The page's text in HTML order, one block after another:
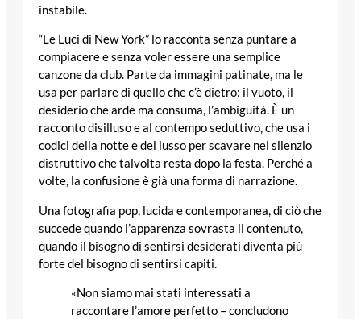
instabile.
“Le Luci di New York” lo racconta senza puntare a
compiacere e senza voler essere una semplice
canzone da club. Parte da immagini patinate, ma le
usa per parlare di quello che c’è dietro: il vuoto, il
desiderio che arde ma consuma, l’ambiguità. È un
racconto disilluso e al contempo seduttivo, che usa i
codici della notte e del lusso per scavare nel silenzio
distruttivo che talvolta resta dopo la festa. Perché a
volte, la confusione è già una forma di narrazione.
Una fotografia pop, lucida e contemporanea, di ciò che
succede quando l’apparenza sovrasta il contenuto,
quando il bisogno di sentirsi desiderati diventa più
forte del bisogno di sentirsi capiti.
«Non siamo mai stati interessati a
raccontare l’amore perfetto – concludono